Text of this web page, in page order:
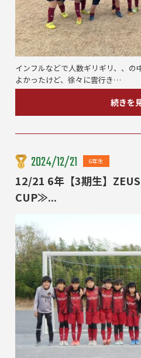
インフルなどで人数ギリギリ、、の
よかったけど、徐々に雲行き…
続きを
2024/12/21 6年生
12/21 6年【3期生】
CUP≫...